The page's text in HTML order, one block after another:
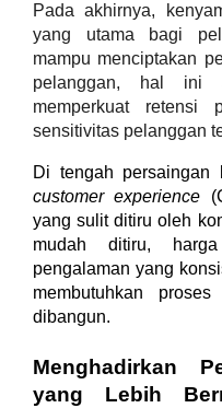
Pada akhirnya,
yang utama bagi
mampu menciptakan
pelanggan, hal ini
memperkuat retensi
sensitivitas pelanggan
customer experience
yang sulit ditiru oleh
mudah ditiru,
pengalaman yang
membutuhkan
dibangun.
Menghadirkan
yang Lebih